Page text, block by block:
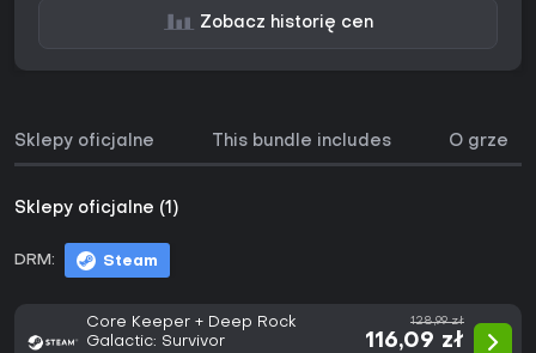
Zobacz historię cen
Sklepy oficjalne This bundle includes O grze
Sklepy oficjalne (1)
DRM: Steam
Core Keeper + Deep Rock
Galactic: Survivor
128,99 zł
116,09 zł